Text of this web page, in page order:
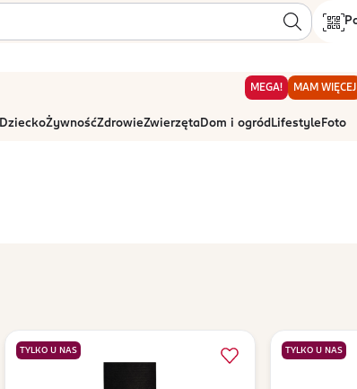
MEGA! MAM WIĘCEJ
DzieckoŻywnośćZdrowieZwierzętaDom i ogród Lifestyle Foto
TYLKO U NAS TYLKO U NAS